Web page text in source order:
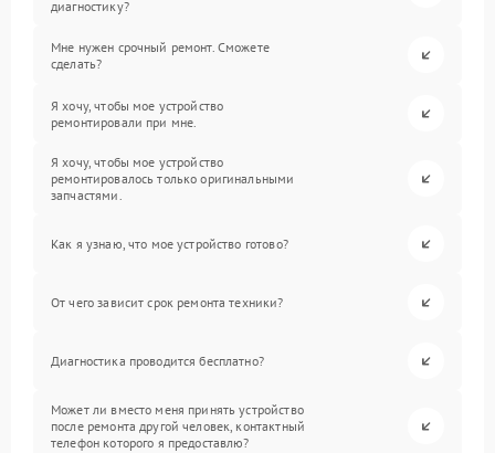
диагностику?
Мне нужен срочный ремонт. Сможете
сделать?
Я хочу, чтобы мое устройство
ремонтировали при мне.
Я хочу, чтобы мое устройство
ремонтировалось только оригинальными
запчастями.
Как я узнаю, что мое устройство готово?
От чего зависит срок ремонта техники?
Диагностика проводится бесплатно?
Может ли вместо меня принять устройство
после ремонта другой человек, контактный
телефон которого я предоставлю?